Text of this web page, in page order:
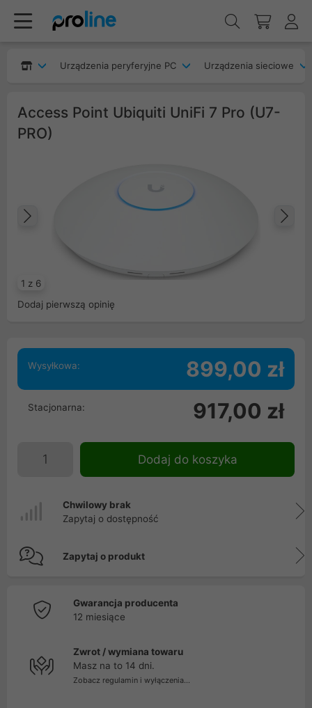
Urządzenia peryferyjne PC Urządzenia sieciowe
Access Point Ubiquiti UniFi 7 Pro (U7-
PRO)
1 z 6
Dodaj pierwszą opinię
Wysyłkowa: 899,00 zł
Stacjonarna: 917,00 zł
Dodaj do koszyka
Chwilowy brak
Zapytaj o dostępność
Zapytaj o produkt
Gwarancja producenta
12 miesiące
Zwrot / wymiana towaru
Masz na to 14 dni.
Zobacz regulamin i wyłączenia...